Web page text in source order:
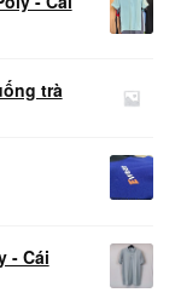
trà
- Cái